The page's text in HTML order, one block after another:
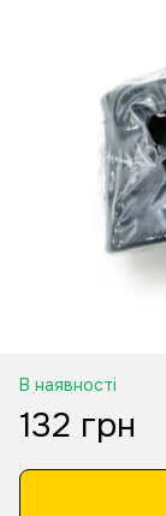
В наявності
132 грн